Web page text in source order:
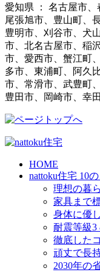
愛知県 ： 名古屋市、
尾張旭市、豊山町、
豊明市、刈谷市、犬
市、北名古屋市、稲
市、愛西市、蟹江町
多市、東浦町、阿久
市、常滑市、武豊町
豊田市、岡崎市、幸
HOME
nattoku住宅 10
理想の暮
家具まで
身体に優
耐震等級3
徹底した
頑丈で長
2030年の